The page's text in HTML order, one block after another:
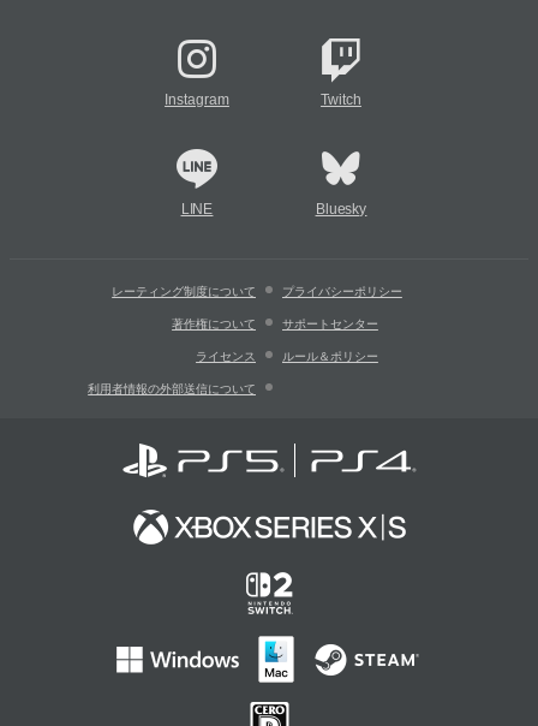
Instagram Twitch
LINE Bluesky
レーティング制度について プライバシーポリシー
著作権について サポートセンター
ライセンス ルール＆ポリシー
利用者情報の外部送信について